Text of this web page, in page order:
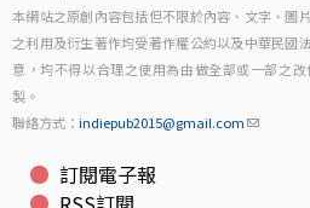
本網站之原創內容包括但不限於內容、文字、圖
之利用及衍生著作均受著作權公約以及中華民國
意，均不得以合理之使用為由做全部或一部之
製。
聯絡方式： indiepub2015@gmail.com
訂閱電子報